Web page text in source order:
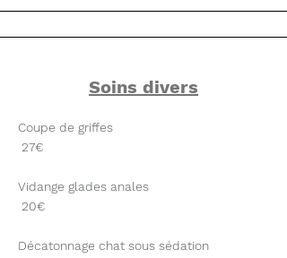
Soins divers
Coupe de griffes
27€
Vidange glades anales
20€
Décatonnage chat sous sédation